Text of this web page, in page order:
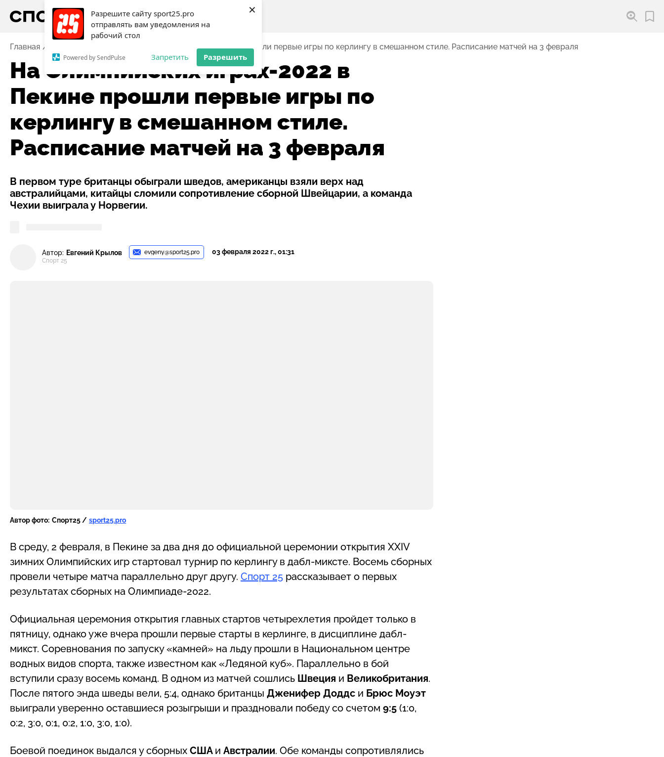
Разрешите сайту sport25.pro
отправлять вам уведомления на
рабочий стол
Powered by SendPulse Запретить Разрешить
×
Главная На Олимпийских играх-2022 в Пекине прошли первые игры по керлингу в смешанном стиле. Расписание матчей на 3 февраля
На Олимпийских играх-2022 в
Пекине прошли первые игры по
керлингу в смешанном стиле.
Расписание матчей на 3 февраля
В первом туре британцы обыграли шведов, американцы взяли верх над
австралийцами, китайцы сломили сопротивление сборной Швейцарии, а команда
Чехии выиграла у Норвегии.
Автор: Евгений Крылов
Спорт 25
evgeny@sport25.pro 03 февраля 2022 г., 01:31
Автор фото: Спорт25 / sport25.pro
В среду, 2 февраля, в Пекине за два дня до официальной церемонии открытия XXIV
зимних Олимпийских игр стартовал турнир по керлингу в дабл-миксте. Восемь сборных
провели четыре матча параллельно друг другу. Спорт 25 рассказывает о первых
результатах сборных на Олимпиаде-2022.
Официальная церемония открытия главных стартов четырехлетия пройдет только в
пятницу, однако уже вчера прошли первые старты в керлинге, в дисциплине дабл-
микст. Соревнования по запуску «камней» на льду прошли в Национальном центре
водных видов спорта, также известном как «Ледяной куб». Параллельно в бой
вступили сразу восемь команд. В одном из матчей сошлись Швеция и Великобритания.
После пятого энда шведы вели, 5:4, однако британцы Дженифер Доддс и Брюс Моуэт
выиграли уверенно оставшиеся розыгрыши и праздновали победу со счетом 9:5 (1:0,
0:2, 3:0, 0:1, 0:2, 1:0, 3:0, 1:0).
Боевой поединок выдался у сборных США и Австралии. Обе команды сопротивлялись